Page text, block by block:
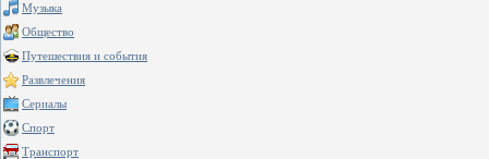
Музыка
Общество
Путешествия и события
Развлечения
Сериалы
Спорт
Транспорт